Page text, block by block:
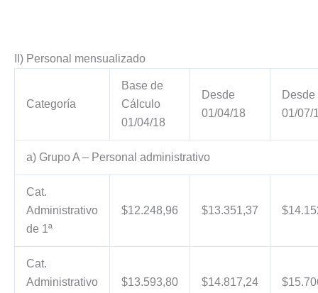
II) Personal mensualizado
Categoría
Base de
Cálculo
01/04/18
Desde
01/04/18
Desde
01/07/
a) Grupo A – Personal administrativo
Cat.
Administrativo
de 1ª
$12.248,96 $13.351,37
Cat.
Administrativo
$13.593,80 $14.817,24